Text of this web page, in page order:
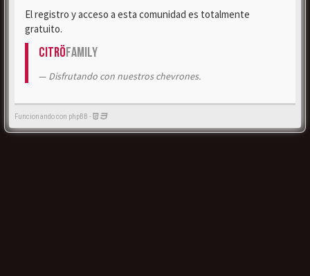
El registro y acceso a esta comunidad es totalmente
gratuito.
CitröFamily
Disfrutando con nuestros chevrones.
Funcionando con phpBB -